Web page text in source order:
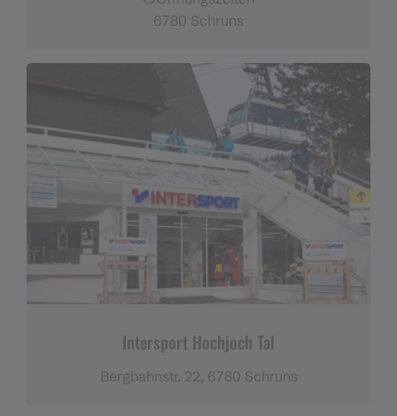
6780 Schruns
Intersport Hochjoch Tal
Bergbahnstr. 22, 6780 Schruns